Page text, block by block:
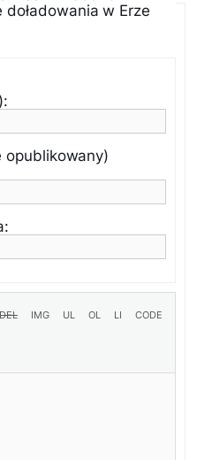
w Erze
opublikowany)